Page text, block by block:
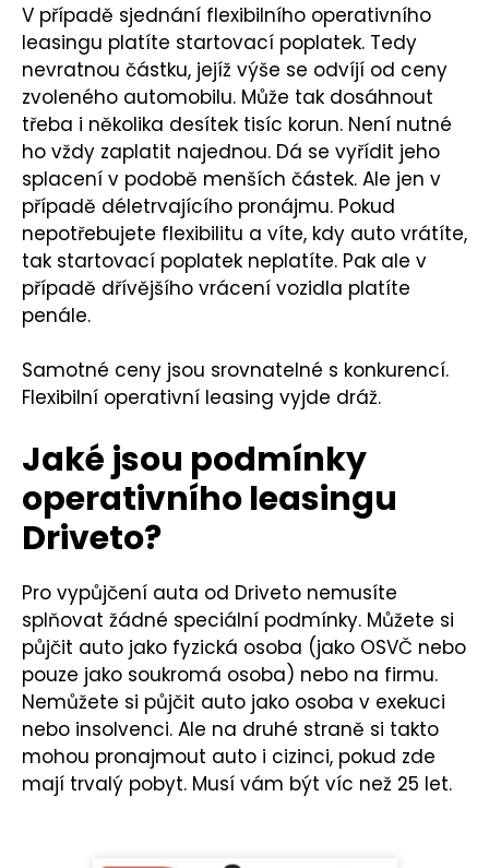
V případě sjednání flexibilního operativního
leasingu platíte startovací poplatek. Tedy
nevratnou částku, jejíž výše se odvíjí od ceny
zvoleného automobilu. Může tak dosáhnout
třeba i několika desítek tisíc korun. Není nutné
ho vždy zaplatit najednou. Dá se vyřídit jeho
splacení v podobě menších částek. Ale jen v
případě déletrvajícího pronájmu. Pokud
nepotřebujete flexibilitu a víte, kdy auto vrátíte,
tak startovací poplatek neplatíte. Pak ale v
případě dřívějšího vrácení vozidla platíte
penále.
Samotné ceny jsou srovnatelné s konkurencí.
Flexibilní operativní leasing vyjde dráž.
Jaké jsou podmínky
operativního leasingu
Driveto?
Pro vypůjčení auta od Driveto nemusíte
splňovat žádné speciální podmínky. Můžete si
půjčit auto jako fyzická osoba (jako OSVČ nebo
pouze jako soukromá osoba) nebo na firmu.
Nemůžete si půjčit auto jako osoba v exekuci
nebo insolvenci. Ale na druhé straně si takto
mohou pronajmout auto i cizinci, pokud zde
mají trvalý pobyt. Musí vám být víc než 25 let.